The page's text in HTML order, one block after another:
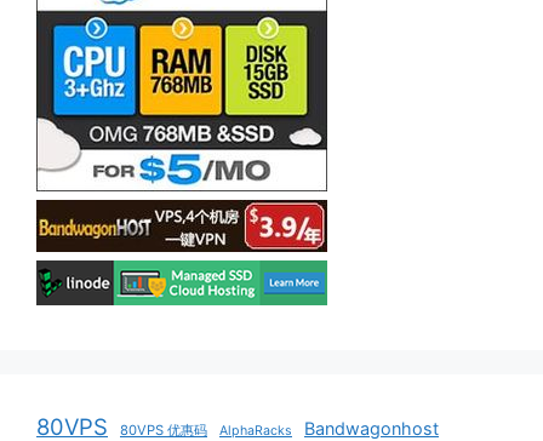
80VPS 80VPS 优惠码 AlphaRacks Bandwagonhost